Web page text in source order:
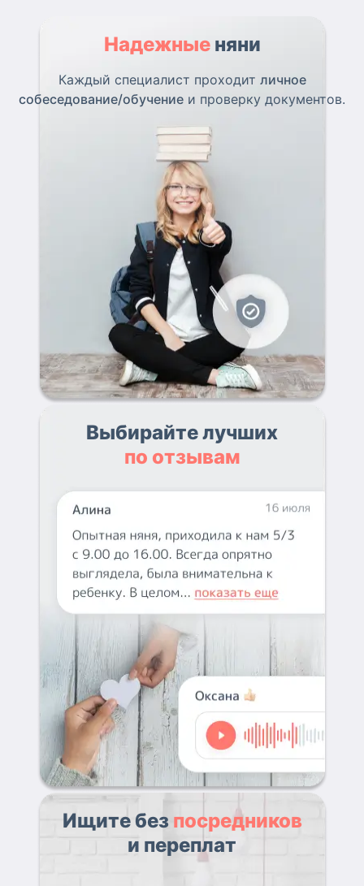
Надежные няни
Каждый специалист проходит личное
собеседование/обучение и проверку документов.
Выбирайте лучших
по отзывам
Ищите без посредников
и переплат